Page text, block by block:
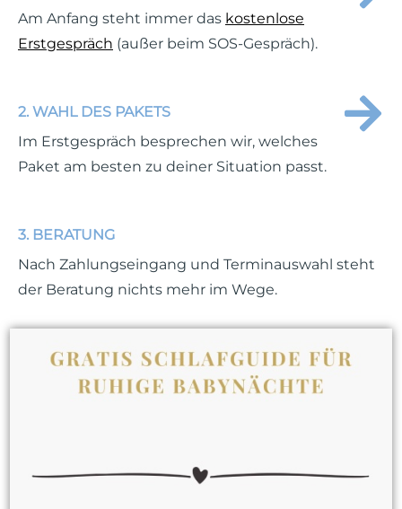
Am Anfang steht immer das kostenlose
Erstgespräch (außer beim SOS-Gespräch).
2. WAHL DES PAKETS
Im Erstgespräch besprechen wir, welches
Paket am besten zu deiner Situation passt.
3. BERATUNG
Nach Zahlungseingang und Terminauswahl steht
der Beratung nichts mehr im Wege.